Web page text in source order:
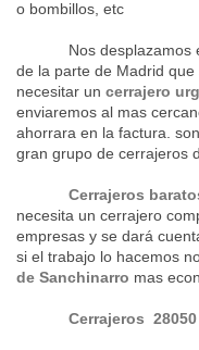
o bombillos, etc
Nos desplazamos en
de la parte de Madrid
necesitar un cerrajero
enviaremos al mas
ahorrara en la factura.
gran grupo de cerrajeros
Cerrajeros
necesita un cerrajero
empresas y se dará
si el trabajo lo hacemos
de Sanchinarro mas
Cerrajeros 28050